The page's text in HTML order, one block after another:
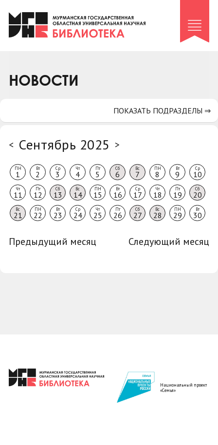
Клуб «Гиря и сельдерей»
Клуб «Семейный архив»
Коллегам
НОВОСТИ
< Сентябрь 2025 >
ПН
1
Вт
2
Ср
3
Чт
4
Пт
5
Сб
6
Вс
7
ПН
8
Вт
9
Ср
10
Чт
11
Пт
12
Сб
13
Вс
14
ПН
15
Вт
16
Ср
17
Чт
18
Пт
19
Сб
20
Вс
21
ПН
22
Вт
23
Ср
24
Чт
25
Пт
26
Сб
27
Вс
28
ПН
29
Вт
30
Предыдущий месяц Следующий месяц
ПОКАЗАТЬ ПОДРАЗДЕЛЫ ⇒
Национальный проект
«Семья»